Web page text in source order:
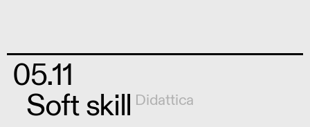
05.11
Soft skill Didattica